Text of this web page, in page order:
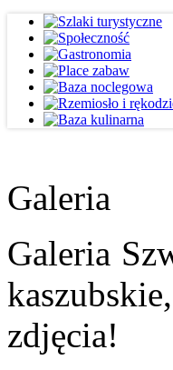
Galeria
Galeria
zdjęcia!